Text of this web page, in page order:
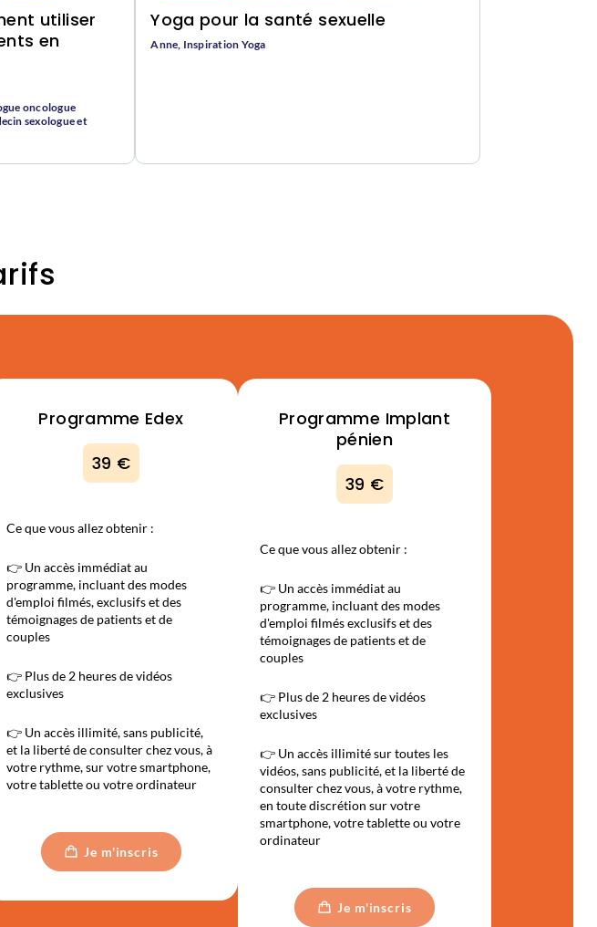
utiliser
en
oncologue
sexologue et
Yoga pour la santé sexuelle
Anne, Inspiration Yoga
Programme Edex
39 €
Ce que vous allez obtenir :
👉 Un accès immédiat au
programme, incluant des modes
d'emploi filmés, exclusifs et des
témoignages de patients et de
couples
👉 Plus de 2 heures de vidéos
exclusives
👉 Un accès illimité, sans publicité,
et la liberté de consulter chez vous, à
votre rythme, sur votre smartphone,
votre tablette ou votre ordinateur
Programme Implant
pénien
39 €
Ce que vous allez obtenir :
👉 Un accès immédiat au
programme, incluant des modes
d'emploi filmés exclusifs et des
témoignages de patients et de
couples
👉 Plus de 2 heures de vidéos
exclusives
👉 Un accès illimité sur toutes les
vidéos, sans publicité, et la liberté de
consulter chez vous, à votre rythme,
en toute discrétion sur votre
smartphone, votre tablette ou votre
ordinateur